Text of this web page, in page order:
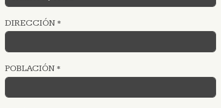
DIRECCIÓN*
POBLACIÓN*